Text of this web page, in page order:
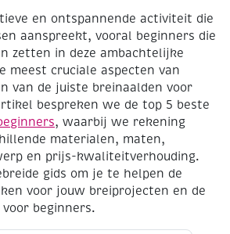
en ontspannende activiteit die
aanspreekt, vooral beginners die
zetten in deze ambachtelijke
meest cruciale aspecten van
van de juiste breinaalden voor
bespreken we de top 5 beste
, waarbij we rekening
materialen, maten,
en prijs-kwaliteitverhouding.
gids om je te helpen de
voor jouw breiprojecten en de
beginners.